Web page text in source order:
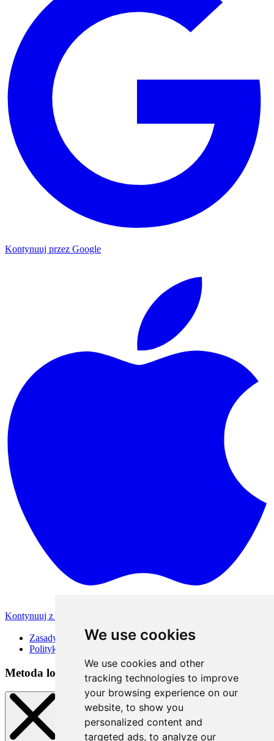
We use cookies
We use cookies and other
tracking technologies to improve
your browsing experience on our
website, to show you
personalized content and
targeted ads, to analyze our
Kontynuuj przez Google
Kontynuuj z Apple
Zasady korzystania
Polityka Prywatności
Metoda logowania